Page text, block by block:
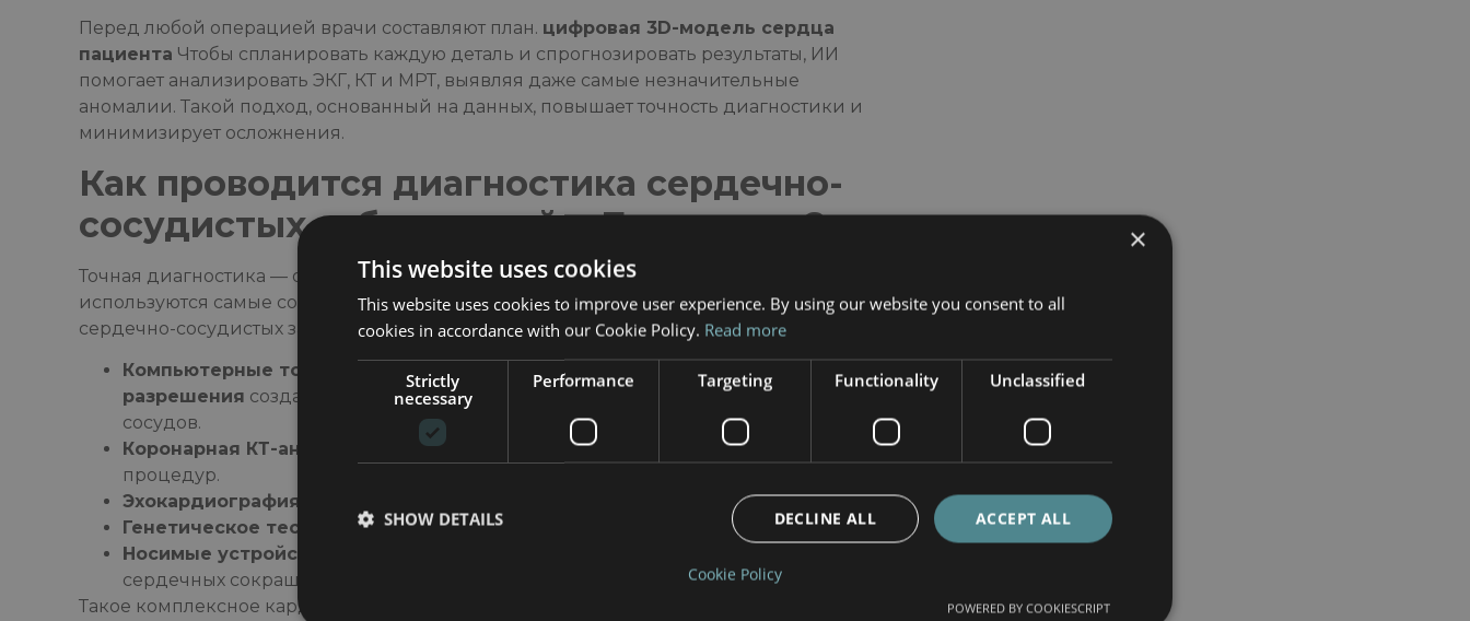
Перед любой операцией врачи составляют план. цифровая 3D-модель сердца
пациента Чтобы спланировать каждую деталь и спрогнозировать результаты, ИИ
помогает анализировать ЭКГ, КТ и МРТ, выявляя даже самые незначительные
аномалии. Такой подход, основанный на данных, повышает точность диагностики и
минимизирует осложнения.
Как проводится диагностика сердечно-
сосудистых заболеваний в Барселоне?
Точная диагностика — основа успешного лечения. В больницах Барселоны
используются самые современные диагностические инструменты для выявления
сердечно-сосудистых заболеваний на самых ранних стадиях.
Компьютерные томографы и магнитно-резонансные томографы высокого
разрешения создавать подробные 3D-изображения сердца и кровеносных
сосудов.
Коронарная КТ-ангиография
Оценивает состояние артерий без инвазивных
процедур.
Эхокардиография и стресс-тесты
оценить функцию сердца под нагрузкой.
Генетическое тестированиевыявляет унаследованные риски.
Носимые устройства
сердечных сокращений и артериального давления.
Такое комплексное кардиологическое обследование помогает выявлять проблемы на
×
This website uses cookies
This website uses cookies to improve user experience. By using our website you consent to all
cookies in accordance with our Cookie Policy. Read more
Strictly
necessary
Performance Targeting Functionality Unclassified
ACCEPT ALL
DECLINE ALL
SHOW DETAILS
Cookie Policy
POWERED BY COOKIESCRIPT